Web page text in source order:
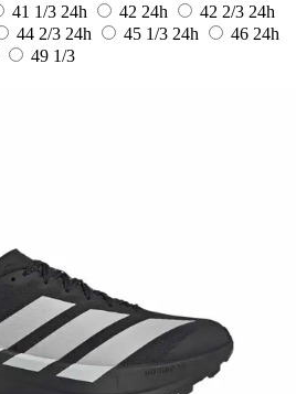
41 1/3 24h 42 24h 42 2/3 24h
44 2/3 24h 45 1/3 24h 46 24h
49 1/3